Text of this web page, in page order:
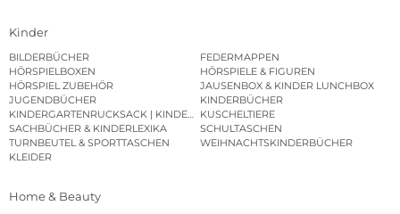
Kinder
BILDERBÜCHER
FEDERMAPPEN
HÖRSPIELBOXEN
HÖRSPIELE & FIGUREN
HÖRSPIEL ZUBEHÖR
JAUSENBOX & KINDER LUNCHBOX
JUGENDBÜCHER
KINDERBÜCHER
KINDERGARTENRUCKSACK | KINDERGARTENBEUTEL
KUSCHELTIERE
SACHBÜCHER & KINDERLEXIKA
SCHULTASCHEN
TURNBEUTEL & SPORTTASCHEN
WEIHNACHTSKINDERBÜCHER
KLEIDER
Home & Beauty